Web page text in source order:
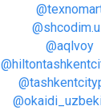
@aqlvoy